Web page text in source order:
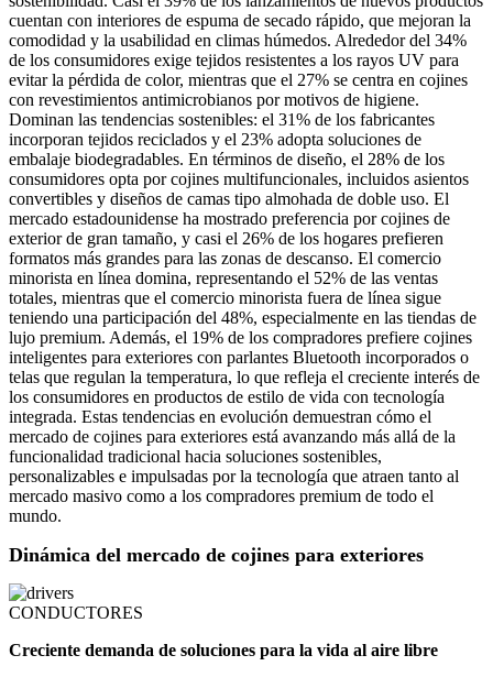
cuentan con interiores de espuma de secado rápido, que mejoran la
comodidad y la usabilidad en climas húmedos. Alrededor del 34%
de los consumidores exige tejidos resistentes a los rayos UV para
evitar la pérdida de color, mientras que el 27% se centra en cojines
con revestimientos antimicrobianos por motivos de higiene.
Dominan las tendencias sostenibles: el 31% de los fabricantes
incorporan tejidos reciclados y el 23% adopta soluciones de
embalaje biodegradables. En términos de diseño, el 28% de los
consumidores opta por cojines multifuncionales, incluidos asientos
convertibles y diseños de camas tipo almohada de doble uso. El
mercado estadounidense ha mostrado preferencia por cojines de
exterior de gran tamaño, y casi el 26% de los hogares prefieren
formatos más grandes para las zonas de descanso. El comercio
minorista en línea domina, representando el 52% de las ventas
totales, mientras que el comercio minorista fuera de línea sigue
teniendo una participación del 48%, especialmente en las tiendas de
lujo premium. Además, el 19% de los compradores prefiere cojines
inteligentes para exteriores con parlantes Bluetooth incorporados o
telas que regulan la temperatura, lo que refleja el creciente interés de
los consumidores en productos de estilo de vida con tecnología
integrada. Estas tendencias en evolución demuestran cómo el
mercado de cojines para exteriores está avanzando más allá de la
funcionalidad tradicional hacia soluciones sostenibles,
personalizables e impulsadas por la tecnología que atraen tanto al
mercado masivo como a los compradores premium de todo el
mundo.
Dinámica del mercado de cojines para exteriores
CONDUCTORES
Creciente demanda de soluciones para la vida al aire libre